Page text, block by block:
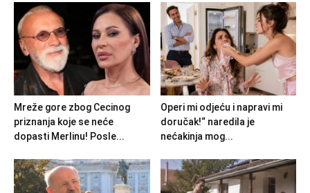
Mreže gore zbog Cecinog
priznanja koje se neće
dopasti Merlinu! Posle...
Operi mi odjeću i napravi mi
doručak!“ naredila je
nećakinja mog...